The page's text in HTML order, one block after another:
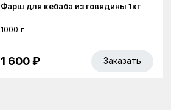
Фарш для кебаба из говядины 1кг
1000 г
1 600 ₽ Заказать